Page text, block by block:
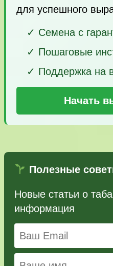
для успешного
✓ Семена с
✓ Пошаговые
✓ Поддержка на
Начать
Полезные
Новые статьи о
информация